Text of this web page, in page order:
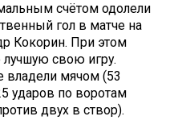
счётом одолели
гол в матче на
Кокорин. При этом
свою игру.
владели мячом (53
ударов по воротам
двух в створ).